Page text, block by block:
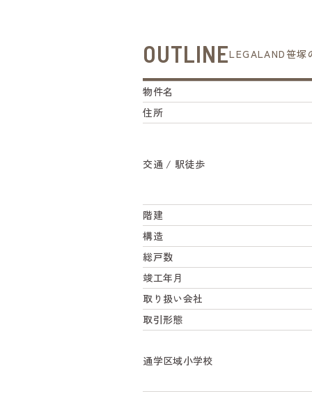
OUTLINELEGALAND笹塚
物件名
住所
交通 / 駅徒歩
階建
構造
総戸数
竣工年月
取り扱い会社
取引形態
通学区域小学校